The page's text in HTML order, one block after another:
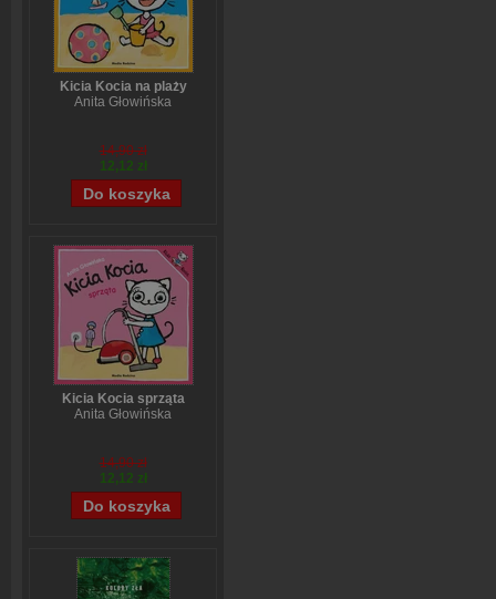
Kicia Kocia na plaży
Anita Głowińska
14,90 zł
12,12 zł
Kicia Kocia sprząta
Anita Głowińska
14,90 zł
12,12 zł